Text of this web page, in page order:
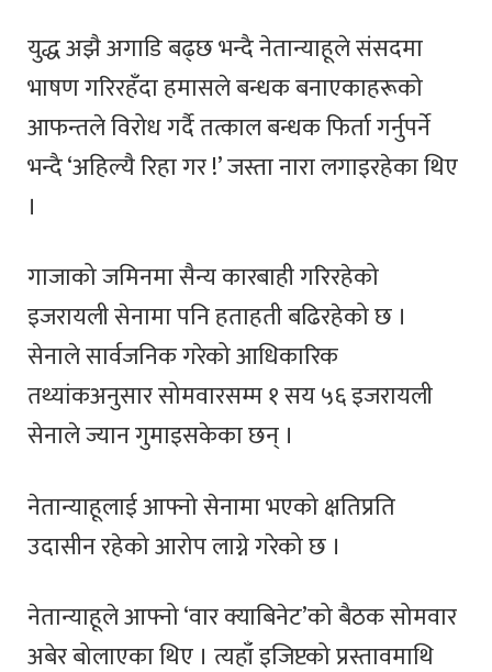
युद्ध अझै अगाडि बढ्छ भन्दै नेतान्याहूले संसदमा
भाषण गरिरहँदा हमासले बन्धक बनाएकाहरूको
आफन्तले विरोध गर्दै तत्काल बन्धक फिर्ता गर्नुपर्ने
भन्दै ‘अहिल्यै रिहा गर !’ जस्ता नारा लगाइरहेका थिए
।
गाजाको जमिनमा सैन्य कारबाही गरिरहेको
इजरायली सेनामा पनि हताहती बढिरहेको छ ।
सेनाले सार्वजनिक गरेको आधिकारिक
तथ्यांकअनुसार सोमवारसम्म १ सय ५६ इजरायली
सेनाले ज्यान गुमाइसकेका छन् ।
नेतान्याहूलाई आफ्नो सेनामा भएको क्षतिप्रति
उदासीन रहेको आरोप लाग्ने गरेको छ ।
नेतान्याहूले आफ्नो ‘वार क्याबिनेट’को बैठक सोमवार
अबेर बोलाएका थिए । त्यहाँ इजिप्टको प्रस्तावमाथि